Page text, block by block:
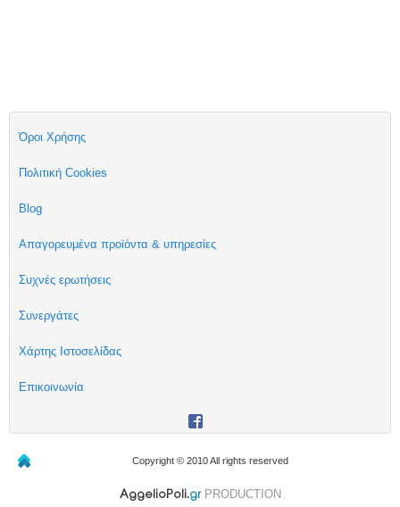
Όροι Χρήσης
Πολιτική Cookies
Blog
Απαγορευμένα προϊόντα & υπηρεσίες
Συχνές ερωτήσεις
Συνεργάτες
Χάρτης Ιστοσελίδας
Επικοινωνία
Copyright © 2010 All rights reserved
AggelioPoli.gr PRODUCTION